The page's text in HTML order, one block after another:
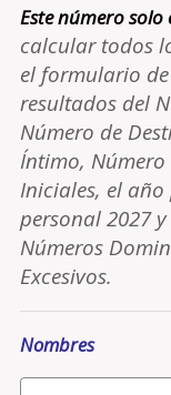
Este número
calcular todos
el formulario
resultados del
Número de
Íntimo,
Iniciales, el
personal 2027
Números
Excesivos.
Nombres